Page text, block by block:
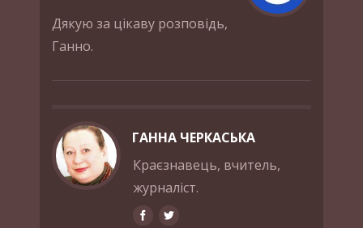
Дякую за цікаву розповідь,
Ганно.
ГАННА ЧЕРКАСЬКА
Краєзнавець, вчитель,
журналіст.